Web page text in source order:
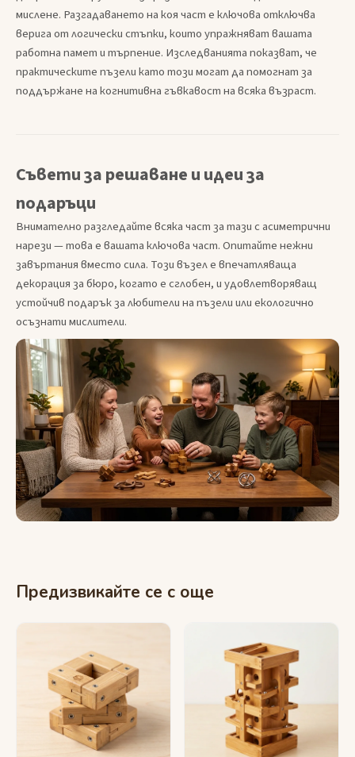
мислене. Разгадаването на коя част е ключова отключва
верига от логически стъпки, които упражняват вашата
работна памет и търпение. Изследванията показват, че
практическите пъзели като този могат да помогнат за
поддържане на когнитивна гъвкавост на всяка възраст.
Съвети за решаване и идеи за
подаръци
Внимателно разгледайте всяка част за тази с асиметрични
нарези — това е вашата ключова част. Опитайте нежни
завъртания вместо сила. Този възел е впечатляваща
декорация за бюро, когато е сглобен, и удовлетворяващ
устойчив подарък за любители на пъзели или екологично
осъзнати мислители.
Предизвикайте се с още